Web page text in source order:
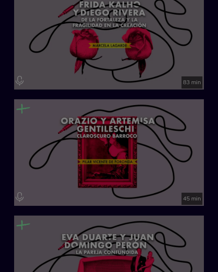
83 min
45 min